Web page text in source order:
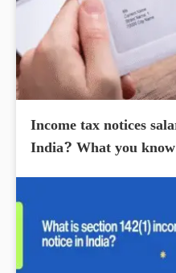
Income tax notices
India? What you